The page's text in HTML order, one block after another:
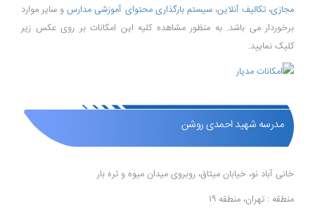
مجازی،تکالیف آنلاین،سیستم بارگذاری محتوای آموزشی مدارسو سایر موارد
برخوردار می باشد. به منظور مشاهده کلیه این امکانات بر روی عکس زیر
کلیک نمایید.
مدرسه شهید احمدی روشن
خانی آباد نو، خیابان میثاق، روبروی میدان میوه و تره بار
منطقه : تهران، منطقه 19